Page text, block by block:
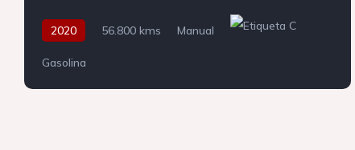
2020 56.800 kms Manual
Gasolina